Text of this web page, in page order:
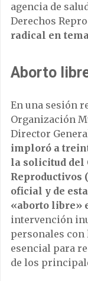
agencia de
Derechos
radical en
Aborto
En una sesión
Organización
Director
imploró a
la solicitud del
Reproductivos
oficial y de
«aborto libre»
intervención
personales con
esencial para
de los